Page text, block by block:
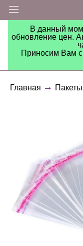
В данный
обновление цен.
Приносим Вам
Главная